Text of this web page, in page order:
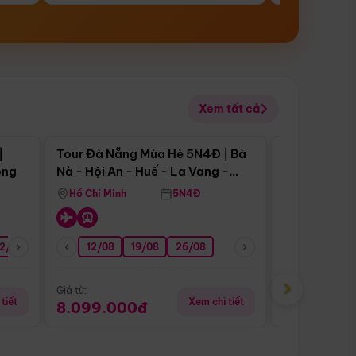
Xem tất cả
08 26/08 05/09 09/09 12/09
tiết
Điểm nổi bật
Tour Đà Nẵng Mùa Hè 5N4Đ | Bà
Nà - Hội An - Huế - La Vang -
Động Thiên Đường
Hồ Chí Minh 5N4Đ
12/08 19/08 26/08
Giá từ:
8.099.000đ Xem chi tiết
Giá từ:
›